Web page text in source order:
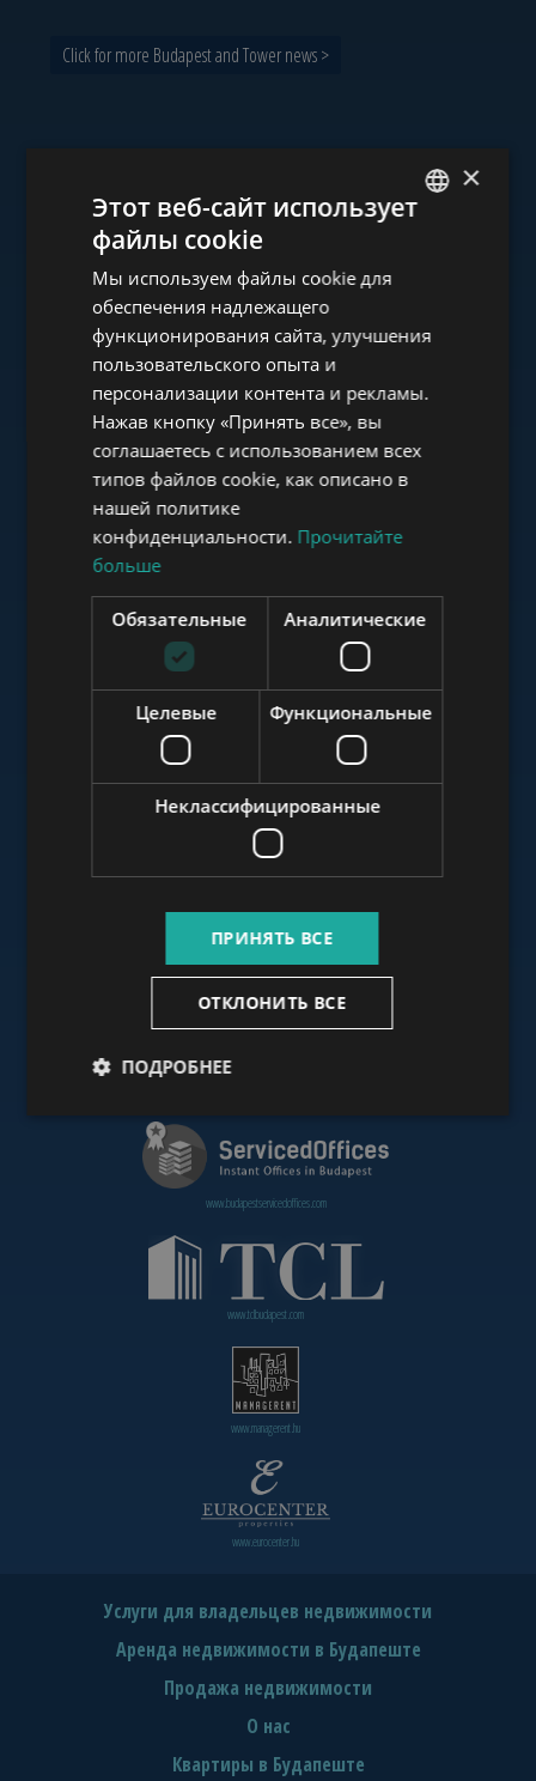
Click for more Budapest and Tower news >
Ознакомьтесь с нашим
портфолио
www.tower-investments.com
www.budapestoffices.net
www.budapestpropertysellers.com
www.budapestservicedoffices.com
www.tclbudapest.com
www.managerent.hu
www.eurocenter.hu
Услуги для владельцев недвижимости
Аренда недвижимости в Будапеште
Продажа недвижимости
О нас
Квартиры в Будапеште
HUNGARIAN
ITALIAN
SPANISH
RUSSIAN
×
Этот веб-сайт использует
файлы cookie
Мы используем файлы cookie для
обеспечения надлежащего
функционирования сайта, улучшения
пользовательского опыта и
персонализации контента и рекламы.
Нажав кнопку «Принять все», вы
соглашаетесь с использованием всех
типов файлов cookie, как описано в
нашей политике
конфиденциальности. Прочитайте
больше
Обязательные Аналитические
Целевые Функциональные
Неклассифицированные
ПРИНЯТЬ ВСЕ
ОТКЛОНИТЬ ВСЕ
ПОДРОБНЕЕ